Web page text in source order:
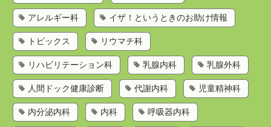
お問い合わせ
運営会社
アレルギー科 イザ！というときのお助け情報
トピックス リウマチ科
リハビリテーション科 乳腺内科 乳腺外科
人間ドック健康診断 代謝内科 児童精神科
内分泌内科 内科 呼吸器内科